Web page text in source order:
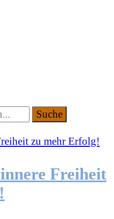
Freiheit